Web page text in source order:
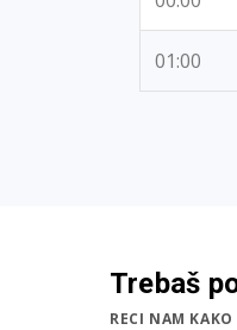
01:00
Trebaš
RECI NAM